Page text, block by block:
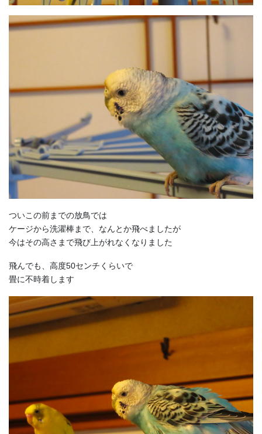
ついこの前までの放鳥では
ケージから洗濯棒まで、なんとか飛べましたが
今はその高さまで飛び上がれなくなりました
飛んでも、高度50センチくらいで
畳に不時着します